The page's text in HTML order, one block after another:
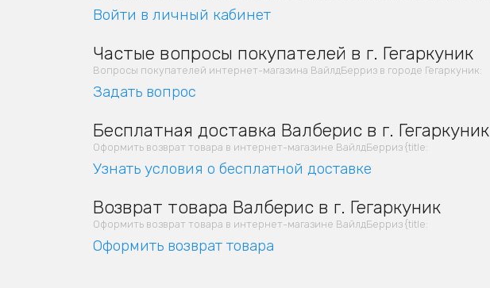
Войти в личный кабинет
Частые вопросы покупателей в г. Гегаркуник
Вопросы покупателей интернет-магазина ВайлдБерриз в городе Гегаркуник:
Задать вопрос
Бесплатная доставка Валберис в г. Гегаркуник
Оформить возврат товара в интернет-магазине ВайлдБерриз {title:
Узнать условия о бесплатной доставке
Возврат товара Валберис в г. Гегаркуник
Оформить возврат товара в интернет-магазине ВайлдБерриз {title:
Оформить возврат товара